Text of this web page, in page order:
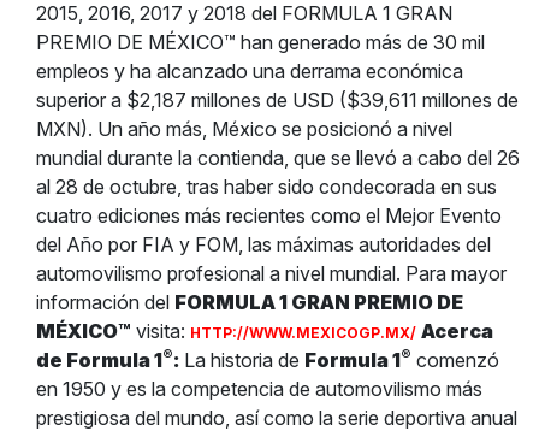
2015, 2016, 2017 y 2018 del FORMULA 1 GRAN
PREMIO DE MÉXICO™ han generado más de 30 mil
empleos y ha alcanzado una derrama económica
superior a $2,187 millones de USD ($39,611 millones de
MXN). Un año más, México se posicionó a nivel
mundial durante la contienda, que se llevó a cabo del 26
al 28 de octubre, tras haber sido condecorada en sus
cuatro ediciones más recientes como el Mejor Evento
del Año por FIA y FOM, las máximas autoridades del
automovilismo profesional a nivel mundial. Para mayor
información del FORMULA 1 GRAN PREMIO DE
MÉXICO™ visita: HTTP://WWW.MEXICOGP.MX/ Acerca
de Formula 1®: La historia de Formula 1® comenzó
en 1950 y es la competencia de automovilismo más
prestigiosa del mundo, así como la serie deportiva anual